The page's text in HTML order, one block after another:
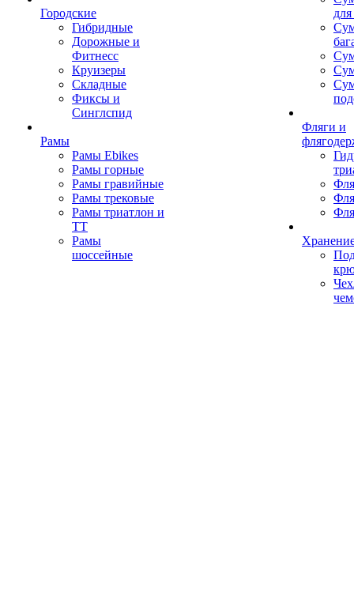
Городские
Гибридные
Дорожные и
Фитнесс
Круизеры
Складные
Фиксы и
Синглспид
Рамы
Рамы Ebikes
Рамы горные
Рамы гравийные
Рамы трековые
Рамы триатлон и
ТТ
Рамы
шоссейные
Фляги и